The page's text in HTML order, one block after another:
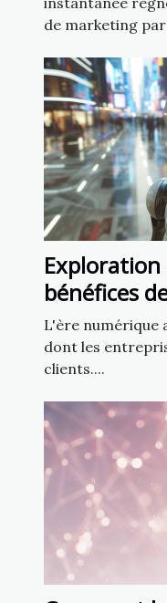
de marketing par
bénéfices
fidélisation
L'ère numérique
dont les
clients....